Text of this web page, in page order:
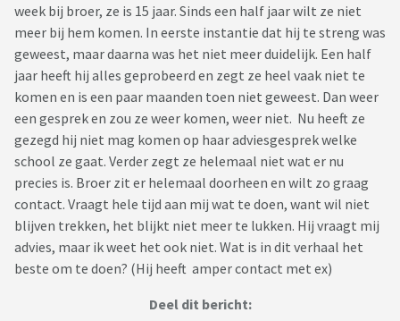
week bij broer, ze is 15 jaar. Sinds een half jaar wilt ze niet
meer bij hem komen. In eerste instantie dat hij te streng was
geweest, maar daarna was het niet meer duidelijk. Een half
jaar heeft hij alles geprobeerd en zegt ze heel vaak niet te
komen en is een paar maanden toen niet geweest. Dan weer
een gesprek en zou ze weer komen, weer niet. Nu heeft ze
gezegd hij niet mag komen op haar adviesgesprek welke
school ze gaat. Verder zegt ze helemaal niet wat er nu
precies is. Broer zit er helemaal doorheen en wilt zo graag
contact. Vraagt hele tijd aan mij wat te doen, want wil niet
blijven trekken, het blijkt niet meer te lukken. Hij vraagt mij
advies, maar ik weet het ook niet. Wat is in dit verhaal het
beste om te doen? (Hij heeft amper contact met ex)
Deel dit bericht: